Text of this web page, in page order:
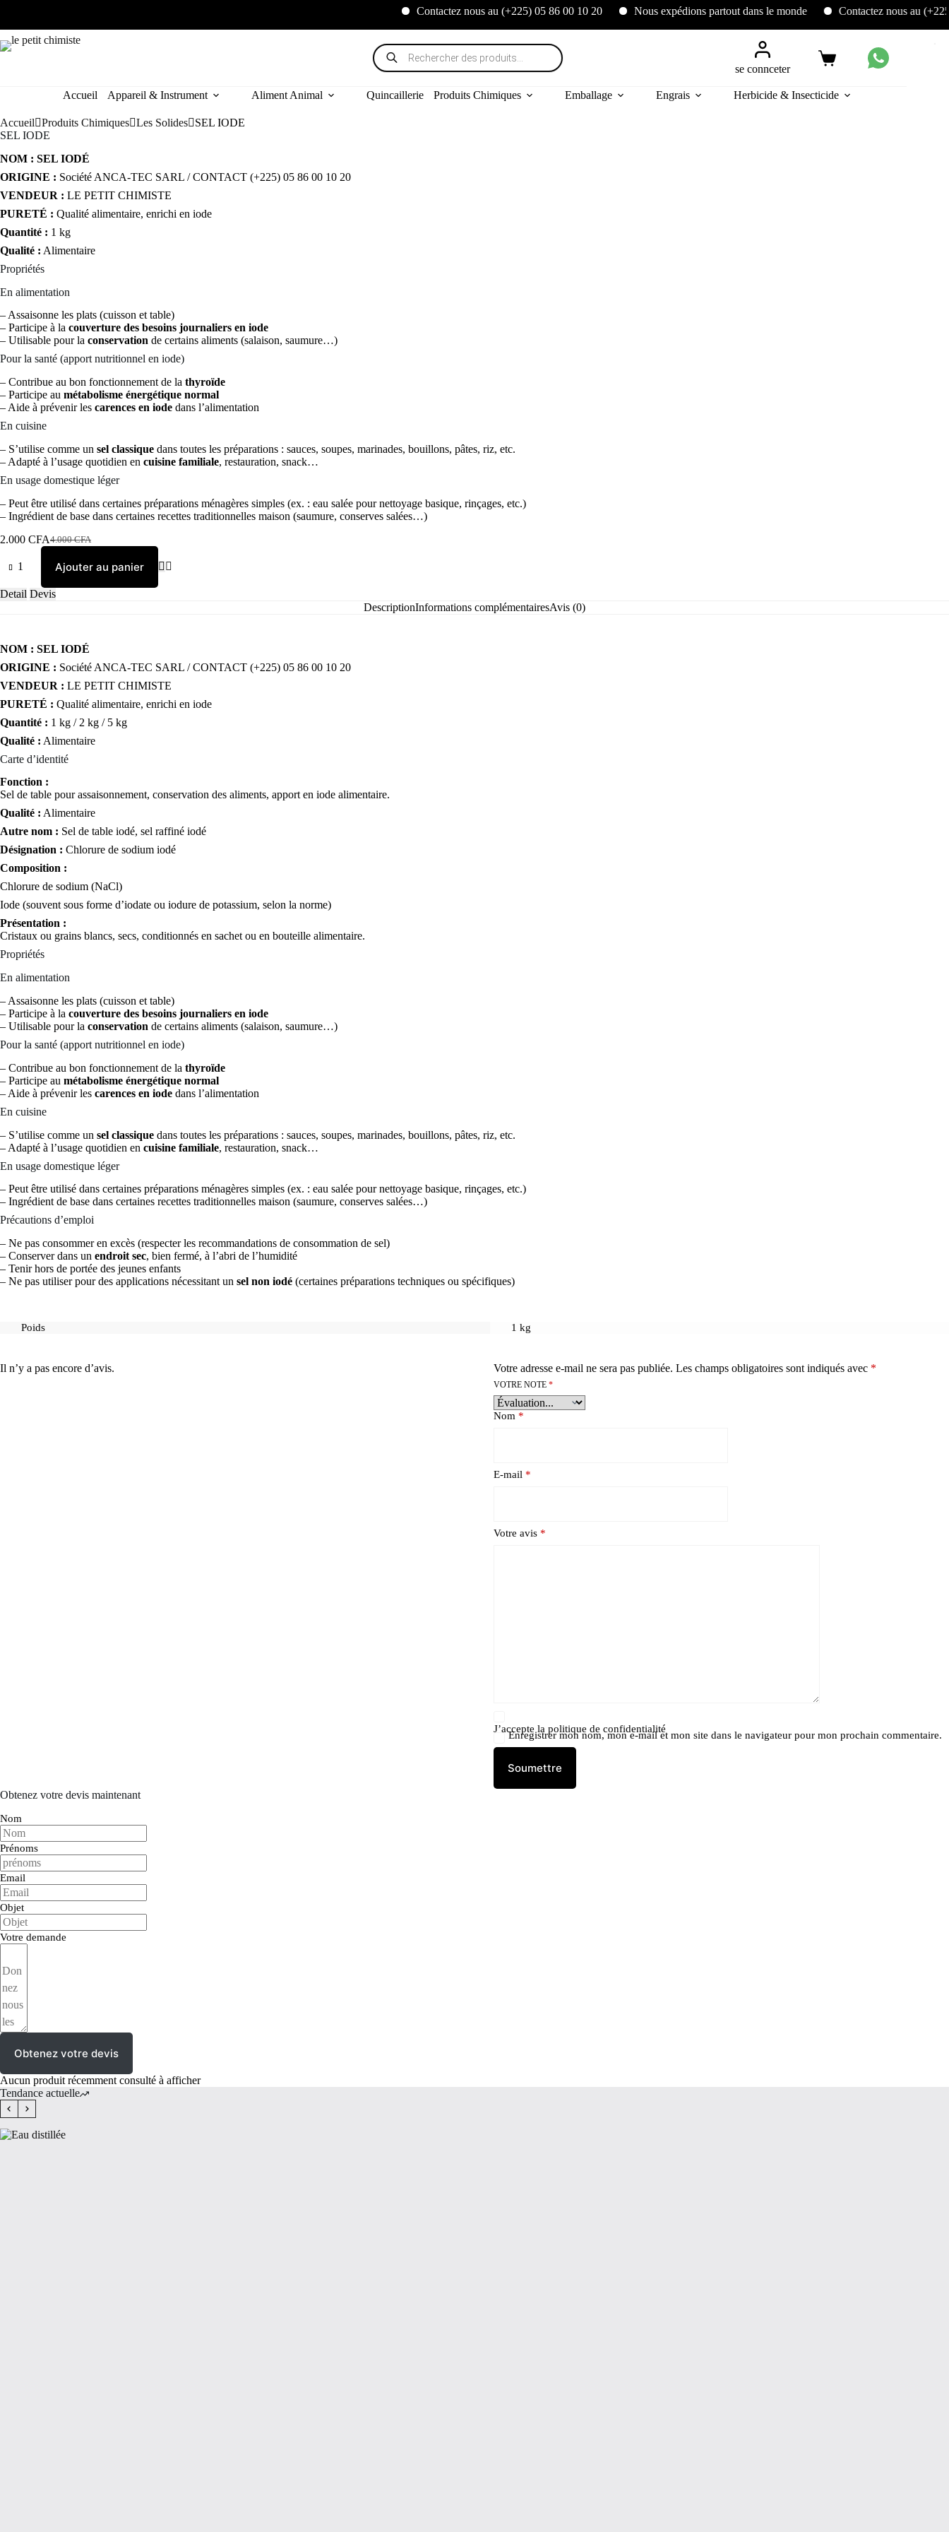
Contactez nous au (+225) 05 86 00 10 20 Nous expédions partout dans le monde
Contactez nous au (+225) 05 86
Passer
au
Recherche
de
produits
se connceter
Panier
Accueil
Appareil & Instrument Aliment Animal Quincaillerie Produits Chimiques Emballage Engrais Herbicide & Insecticide
Accueil Produits Chimiques Les Solides
SEL IODE
SEL IODE
NOM : SEL IODÉ
ORIGINE : Société ANCA-TEC SARL / CONTACT (+225) 05 86 00 10 20
VENDEUR : LE PETIT CHIMISTE
PURETÉ : Qualité alimentaire, enrichi en iode
Quantité : 1 kg
Qualité : Alimentaire
Propriétés
En alimentation
– Assaisonne les plats (cuisson et table)
– Participe à la couverture des besoins journaliers en iode
– Utilisable pour la conservation de certains aliments (salaison, saumure…)
Pour la santé (apport nutritionnel en iode)
– Contribue au bon fonctionnement de la thyroïde
– Participe au métabolisme énergétique normal
– Aide à prévenir les carences en iode dans l’alimentation
En cuisine
– S’utilise comme un sel classique dans toutes les préparations : sauces, soupes, marinades, bouillons, pâtes, riz, etc.
– Adapté à l’usage quotidien en cuisine familiale, restauration, snack…
En usage domestique léger
– Peut être utilisé dans certaines préparations ménagères simples (ex. : eau salée pour nettoyage basique, rinçages, etc.)
– Ingrédient de base dans certaines recettes traditionnelles maison (saumure, conserves salées…)
4.000CFA
Le
initial
4.000 CFA.
2.000 CFALe
actuel
2.000 CFA.
quantité
SEL
IODE
Ajouter au panier
Detail Devis
DescriptionInformations complémentairesAvis (0)
NOM : SEL IODÉ
ORIGINE : Société ANCA-TEC SARL / CONTACT (+225) 05 86 00 10 20
VENDEUR : LE PETIT CHIMISTE
PURETÉ : Qualité alimentaire, enrichi en iode
Quantité : 1 kg / 2 kg / 5 kg
Qualité : Alimentaire
Carte d’identité
Fonction :
Sel de table pour assaisonnement, conservation des aliments, apport en iode alimentaire.
Qualité : Alimentaire
Autre nom : Sel de table iodé, sel raffiné iodé
Désignation : Chlorure de sodium iodé
Composition :
Chlorure de sodium (NaCl)
Iode (souvent sous forme d’iodate ou iodure de potassium, selon la norme)
Présentation :
Cristaux ou grains blancs, secs, conditionnés en sachet ou en bouteille alimentaire.
Propriétés
En alimentation
– Assaisonne les plats (cuisson et table)
– Participe à la couverture des besoins journaliers en iode
– Utilisable pour la conservation de certains aliments (salaison, saumure…)
Pour la santé (apport nutritionnel en iode)
– Contribue au bon fonctionnement de la thyroïde
– Participe au métabolisme énergétique normal
– Aide à prévenir les carences en iode dans l’alimentation
En cuisine
– S’utilise comme un sel classique dans toutes les préparations : sauces, soupes, marinades, bouillons, pâtes, riz, etc.
– Adapté à l’usage quotidien en cuisine familiale, restauration, snack…
En usage domestique léger
– Peut être utilisé dans certaines préparations ménagères simples (ex. : eau salée pour nettoyage basique, rinçages, etc.)
– Ingrédient de base dans certaines recettes traditionnelles maison (saumure, conserves salées…)
Précautions d’emploi
– Ne pas consommer en excès (respecter les recommandations de consommation de sel)
– Conserver dans un endroit sec, bien fermé, à l’abri de l’humidité
– Tenir hors de portée des jeunes enfants
– Ne pas utiliser pour des applications nécessitant un sel non iodé (certaines préparations techniques ou spécifiques)
Poids 1 kg
Il n’y a pas encore d’avis. Votre adresse e-mail ne sera pas publiée. Les champs obligatoires sont indiqués avec *
VOTRE NOTE *
Nom *
E-mail *
Votre avis *
J’accepte la politique de confidentialité
Enregistrer mon nom, mon e-mail et mon site dans le navigateur pour mon prochain commentaire.
Soumettre
Obtenez votre devis maintenant
Nom
Prénoms
Email
Objet
Votre demande
Obtenez votre devis
Aucun produit récemment consulté à afficher
Tendance actuelle